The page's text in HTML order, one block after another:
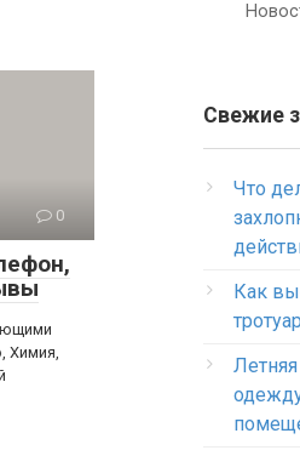
0
Химия,
Свежие
Что
Как